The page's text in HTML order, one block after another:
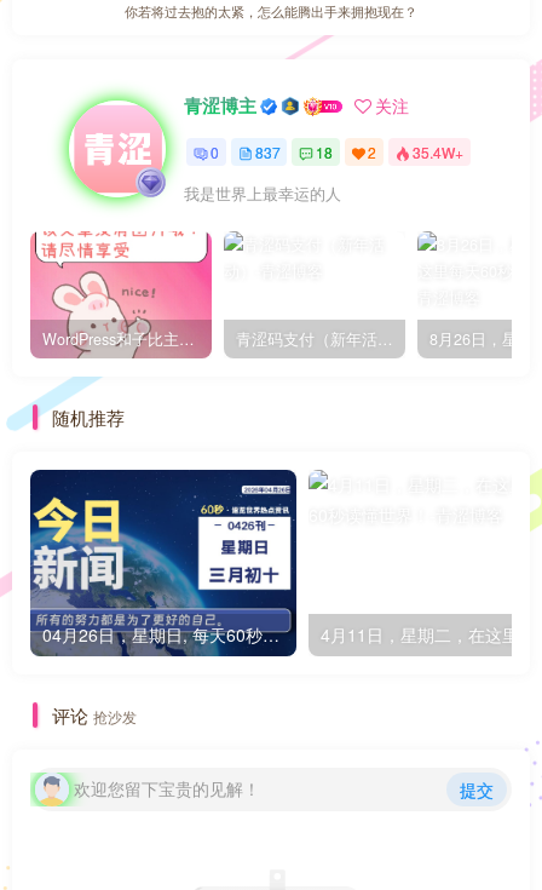
你若将过去抱的太紧，怎么能腾出手来拥抱现在？
青涩博主 关注
0 837 18 2 35.4W+
我是世界上最幸运的人
WordPress和子比主题模板&网站美化方法教程-已更新到:23-01-8 青涩码支付（新年活动）
随机推荐
04月26日，星期日, 每天60秒读懂全世界！
评论 抢沙发
欢迎您留下宝贵的见解！ 提交